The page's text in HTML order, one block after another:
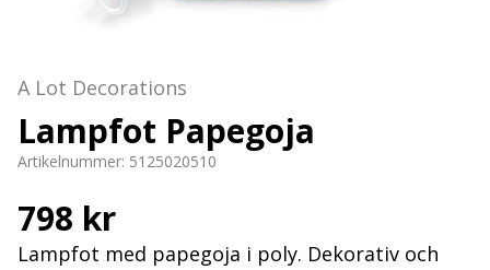
A Lot Decorations
Lampfot Papegoja
Artikelnummer: 5125020510
798 kr
Lampfot med papegoja i poly. Dekorativ och